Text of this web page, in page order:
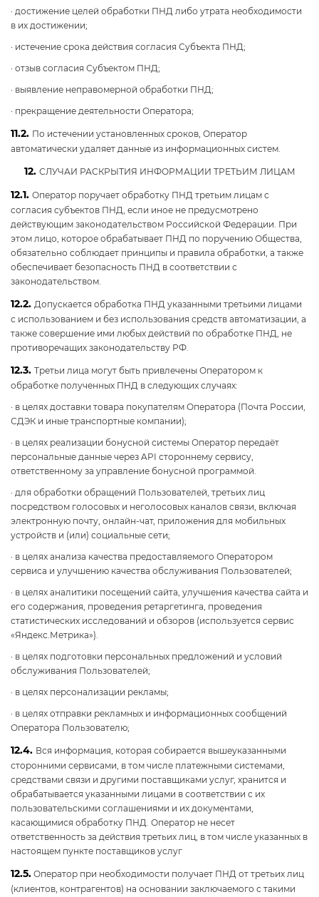
· достижение целей обработки ПНД либо утрата необходимости
в их достижении;
· истечение срока действия согласия Субъекта ПНД;
· отзыв согласия Субъектом ПНД;
· выявление неправомерной обработки ПНД;
· прекращение деятельности Оператора;
11.2. По истечении установленных сроков, Оператор
автоматически удаляет данные из информационных систем.
12. СЛУЧАИ РАСКРЫТИЯ ИНФОРМАЦИИ ТРЕТЬИМ ЛИЦАМ
12.1. Оператор поручает обработку ПНД третьим лицам с
согласия субъектов ПНД, если иное не предусмотрено
действующим законодательством Российской Федерации. При
этом лицо, которое обрабатывает ПНД по поручению Общества,
обязательно соблюдает принципы и правила обработки, а также
обеспечивает безопасность ПНД в соответствии с
законодательством.
12.2. Допускается обработка ПНД указанными третьими лицами
с использованием и без использования средств автоматизации, а
также совершение ими любых действий по обработке ПНД, не
противоречащих законодательству РФ.
12.3. Третьи лица могут быть привлечены Оператором к
обработке полученных ПНД в следующих случаях:
· в целях доставки товара покупателям Оператора (Почта России,
СДЭК и иные транспортные компании);
· в целях реализации бонусной системы Оператор передаёт
персональные данные через API стороннему сервису,
ответственному за управление бонусной программой.
· для обработки обращений Пользователей, третьих лиц
посредством голосовых и неголосовых каналов связи, включая
электронную почту, онлайн-чат, приложения для мобильных
устройств и (или) социальные сети;
· в целях анализа качества предоставляемого Оператором
сервиса и улучшению качества обслуживания Пользователей;
· в целях аналитики посещений сайта, улучшения качества сайта и
его содержания, проведения ретаргетинга, проведения
статистических исследований и обзоров (используется сервис
«Яндекс.Метрика»).
· в целях подготовки персональных предложений и условий
обслуживания Пользователей;
· в целях персонализации рекламы;
· в целях отправки рекламных и информационных сообщений
Оператора Пользователю;
12.4. Вся информация, которая собирается вышеуказанными
сторонними сервисами, в том числе платежными системами,
средствами связи и другими поставщиками услуг, хранится и
обрабатывается указанными лицами в соответствии с их
пользовательскими соглашениями и их документами,
касающимися обработку ПНД. Оператор не несет
ответственность за действия третьих лиц, в том числе указанных в
настоящем пункте поставщиков услуг
12.5. Оператор при необходимости получает ПНД от третьих лиц
(клиентов, контрагентов) на основании заключаемого с такими